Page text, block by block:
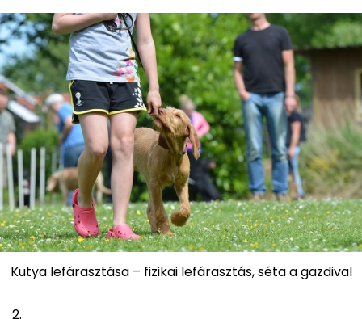
Kutya lefárasztása – fizikai lefárasztás, séta a gazdival